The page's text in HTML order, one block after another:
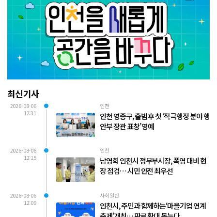
최신기사
2026-08-06
12:31
인천
인천 영종구, 출범 후 첫 ‘적극행정 분야 행
안부 장관 표창’ 영예
2026-08-06
12:15
인천
남영희 인천시 정무부시장, 폭염 대비 현
장 점검… 시민 안전 최우선
2026-08-06
12:09
사회일반
인천시, 주민과 함께하는‘마을기업 연계